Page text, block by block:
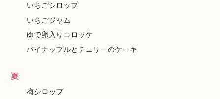
いちごシロップ
いちごジャム
ゆで卵入りコロッケ
パイナップルとチェリーのケーキ
夏
梅シロップ